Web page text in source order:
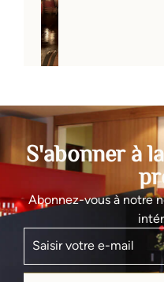
S'abonner à
Abonnez-vous à notre